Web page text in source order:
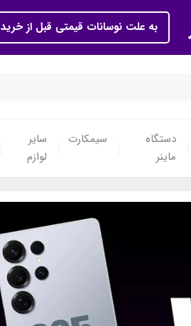
به علت نوسانات قیمتی قبل از
دستگاه
ماینر
سیمکارت
سایر
لوازم